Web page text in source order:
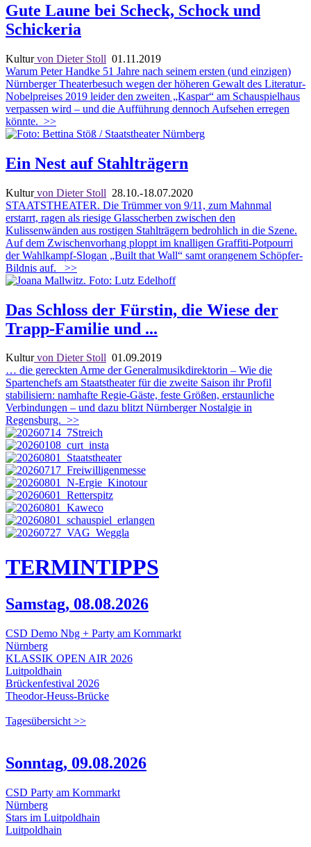
Gute Laune bei Scheck, Schock und
Schickeria
Kulturvon Dieter Stoll 01.11.2019
Warum Peter Handke 51 Jahre nach seinem ersten (und einzigen)
Nürnberger Theaterbesuch wegen der höheren Gewalt des Literatur-
Nobelpreises 2019 leider den zweiten „Kaspar“ am Schauspielhaus
verpassen wird – und die Aufführung dennoch Aufsehen erregen
könnte. >>
Ein Nest auf Stahlträgern
Kulturvon Dieter Stoll 28.10.-18.07.2020
STAATSTHEATER. Die Trümmer von 9/11, zum Mahnmal
erstarrt, ragen als riesige Glasscherben zwischen den
Kulissenwänden aus rostigen Stahlträgern bedrohlich in die Szene.
Auf dem Zwischenvorhang ploppt im knalligen Graffiti-Potpourri
der Wahlkampf-Slogan „Built that Wall“ samt orangenem Schöpfer-
Bildnis auf.
>>
Das Schloss der Fürstin, die Wiese der
Trapp-Familie und ...
Kulturvon Dieter Stoll 01.09.2019
… die gereckten Arme der Generalmusikdirektorin – Wie die
Spartenchefs am Staatstheater für die zweite Saison ihr Profil
stabilisiern: namhafte Regie-Gäste, feste Größen, erstaunliche
Verbindungen – und dazu blitzt Nürnberger Nostalgie in
Regensburg. >>
TERMINTIPPS
Samstag, 08.08.2026
CSD Demo Nbg + Party am Kornmarkt
Nürnberg
KLASSIK OPEN AIR 2026
Luitpoldhain
Brückenfestival 2026
Theodor-Heuss-Brücke
Tagesübersicht >>
Sonntag, 09.08.2026
CSD Party am Kornmarkt
Nürnberg
Stars im Luitpoldhain
Luitpoldhain